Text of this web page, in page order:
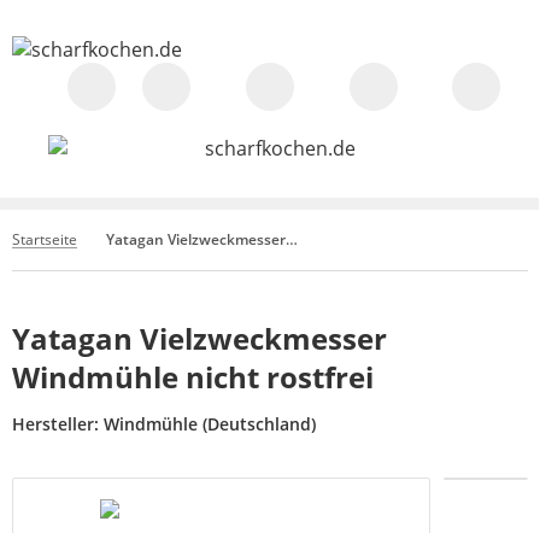
Startseite Yatagan Vielzweckmesser Windmühle nicht rostfrei
Yatagan Vielzweckmesser
Windmühle nicht rostfrei
Hersteller: Windmühle (Deutschland)